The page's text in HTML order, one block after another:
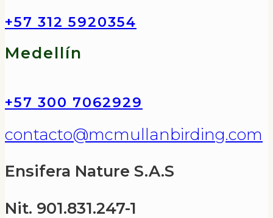
+57 312 5920354
Medellín
+57 300 7062929
contacto@mcmullanbirding.com
Ensifera Nature S.A.S
Nit. 901.831.247-1